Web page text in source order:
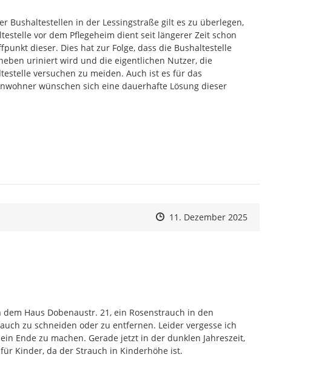
Bushaltestellen in der Lessingstraße gilt es zu überlegen,
vor dem Pflegeheim dient seit längerer Zeit schon
dieser. Dies hat zur Folge, dass die Bushaltestelle
uriniert wird und die eigentlichen Nutzer, die
versuchen zu meiden. Auch ist es für das
wünschen sich eine dauerhafte Lösung dieser
Zeitpunkt des Erstellens
Zeitpunkt des Erstellens
11. Dezember 2025Zur Äußerung
Haus Dobenaustr. 21, ein Rosenstrauch in den
zu schneiden oder zu entfernen. Leider vergesse ich
Ende zu machen. Gerade jetzt in der dunklen Jahreszeit,
Kinder, da der Strauch in Kinderhöhe ist.